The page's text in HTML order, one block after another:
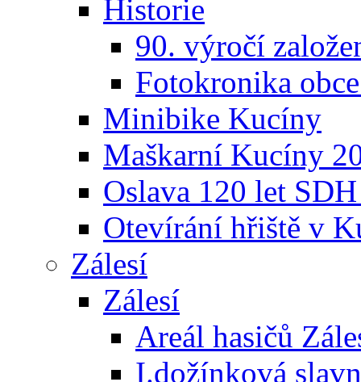
Historie
90. výročí
Fotokronika
Minibike Kucíny
Maškarní Kucíny
Oslava 120 let
Otevírání hřiště v
Zálesí
Zálesí
Areál hasičů
I.dožínková